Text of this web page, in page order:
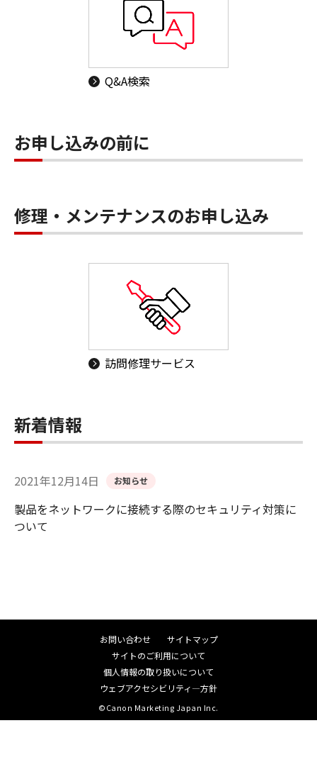
Q&A検索
お申し込みの前に
修理・メンテナンスのお申し込み
訪問修理サービス
新着情報
2021年12月14日 お知らせ
製品をネットワークに接続する際のセキュリティ対策に
ついて
お問い合わせ
サイトマップ
サイトのご利用について
個人情報の取り扱いについて
ウェブアクセシビリティ―方針
©Canon Marketing Japan Inc.